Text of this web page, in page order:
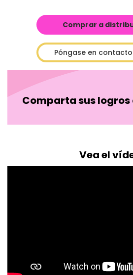
Comprar a
Póngase en
Comparta sus
Vea el